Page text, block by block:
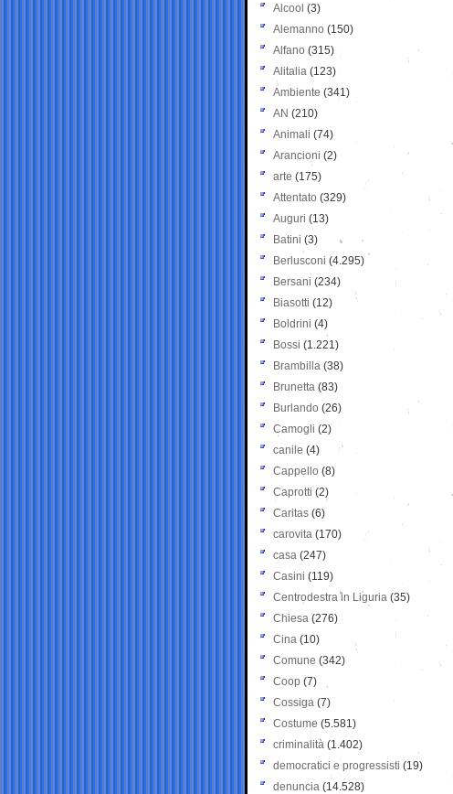
Alcool (3)
Alemanno (150)
Alfano (315)
Alitalia (123)
Ambiente (341)
AN (210)
Animali (74)
Arancioni (2)
arte (175)
Attentato (329)
Auguri (13)
Batini (3)
Berlusconi (4.295)
Bersani (234)
Biasotti (12)
Boldrini (4)
Bossi (1.221)
Brambilla (38)
Brunetta (83)
Burlando (26)
Camogli (2)
canile (4)
Cappello (8)
Caprotti (2)
Caritas (6)
carovita (170)
casa (247)
Casini (119)
Centrodestra in Liguria (35)
Chiesa (276)
Cina (10)
Comune (342)
Coop (7)
Cossiga (7)
Costume (5.581)
criminalità (1.402)
democratici e progressisti (19)
denuncia (14.528)